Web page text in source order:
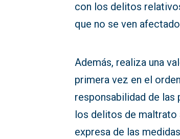
con los delitos
que no se ven
Además, realiza una
primera vez en el
responsabilidad de las
los delitos de maltrato
expresa de las